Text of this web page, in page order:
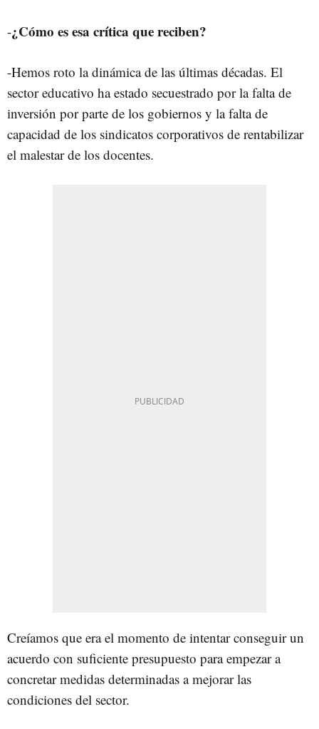
-¿Cómo es esa crítica que reciben?
-Hemos roto la dinámica de las últimas décadas. El
sector educativo ha estado secuestrado por la falta de
inversión por parte de los gobiernos y la falta de
capacidad de los sindicatos corporativos de rentabilizar
el malestar de los docentes.
Creíamos que era el momento de intentar conseguir un
acuerdo con suficiente presupuesto para empezar a
concretar medidas determinadas a mejorar las
condiciones del sector.